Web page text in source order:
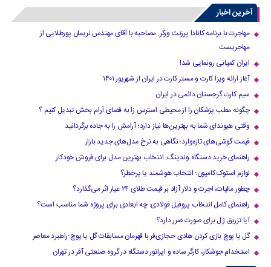
آخرین اخبار
مهاجرت با برنامه کانادا پرزنت ورکر: مصاحبه با آقای مهندس نریمان پورطلایی از
مهاجریست
ایران کمپانی رونمایی شد!
آغاز ارائه ویزا کارت و مستر کارت در ایران از شهریور ۱۴۰۱
سیم کارت گرجستان دائمی در ایران
چگونه مطب پزشکان را از محیطی استرس زا به فضای آرام بخش تبدیل کنیم ؟
وقتی هیوندای شما به بهترین‌ها نیاز دارد؛ آرامش را به جاده برگردانید
قیمت گوشی‌های تازه‌وارد؛ نگاهی به نرخ مدل‌های جدید بازار
راهنمای خرید دستگاه وندینگ: انتخاب بهترین مدل برای فروش خودکار
لوازم استوک کامیون؛ انتخاب هوشمند یا پرخطر؟
چطور مالیات، اجرت و دلار آزاد بر قیمت طلای ۲۴ عیار اثر می‌گذارد؟
راهنمای کامل انتخاب پروفیل فولادی: چه ابعادی برای پروژه شما مناسب است؟
آیا تزریق ژل برای صورت ضرر دارد​؟
گل یا پوچ بازی کردن هادی حجازی‌فر با قهرمان مسابقات گل یا پوچ-راهبرد معاصر
استخدام جوشکار، کارگر ساده و اپراتور دستگاه در گروه صنعتی آفر در تهران